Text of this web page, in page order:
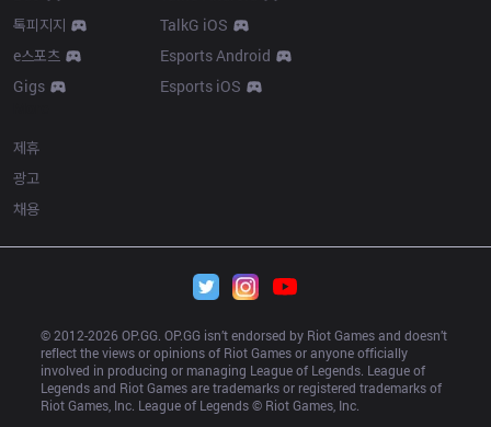
톡피지지
e스포츠
Gigs
TalkG iOS
Esports Android
Esports iOS
제휴
광고
채용
© 2012-2026 OP.GG. OP.GG isn’t endorsed by Riot Games and doesn’t
reflect the views or opinions of Riot Games or anyone officially
involved in producing or managing League of Legends. League of
Legends and Riot Games are trademarks or registered trademarks of
Riot Games, Inc. League of Legends © Riot Games, Inc.